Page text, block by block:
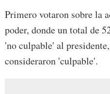
Primero votaron sobre la
poder, donde un total de
'no culpable' al
consideraron 'culpable'.